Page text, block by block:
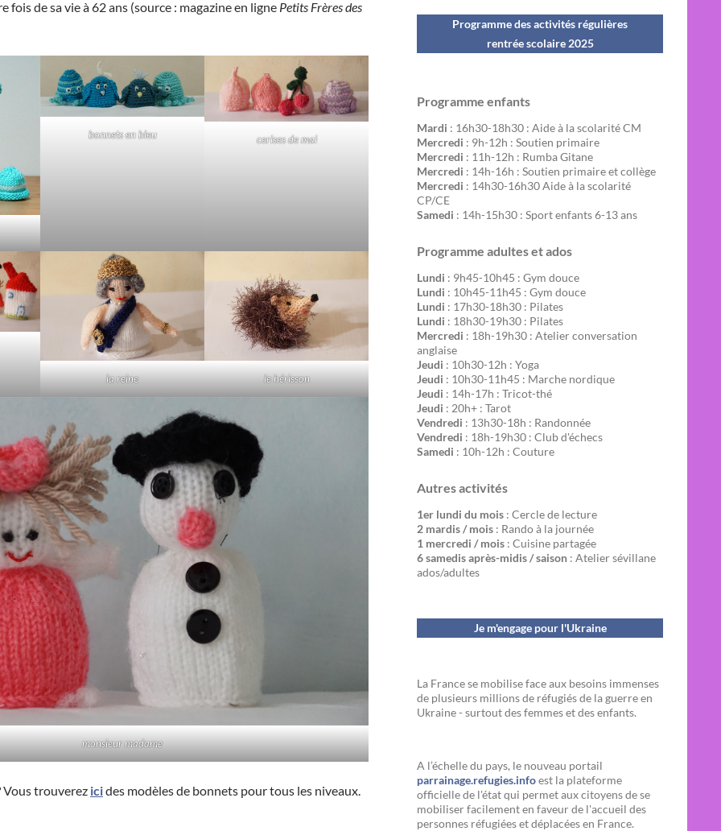
fois de sa vie à 62 ans (source : magazine en ligne Petits Frères des
bonnets en bleu cerises de mai
la reine le hérisson
monsieur madame
Vous trouverez icides modèles de bonnets pour tous les niveaux.
Programme des activités régulières
rentrée scolaire 2025
Programme enfants
Mardi : 16h30-18h30 : Aide à la scolarité CM
Mercredi : 9h-12h : Soutien primaire
Mercredi : 11h-12h : Rumba Gitane
Mercredi : 14h-16h : Soutien primaire et collège
Mercredi : 14h30-16h30 Aide à la scolarité
CP/CE
Samedi : 14h-15h30 : Sport enfants 6-13 ans
Programme adultes et ados
Lundi : 9h45-10h45 : Gym douce
Lundi : 10h45-11h45 : Gym douce
Lundi : 17h30-18h30 : Pilates
Lundi : 18h30-19h30 : Pilates
Mercredi : 18h-19h30 : Atelier conversation
anglaise
Jeudi : 10h30-12h : Yoga
Jeudi : 10h30-11h45 : Marche nordique
Jeudi : 14h-17h : Tricot-thé
Jeudi : 20h+ : Tarot
Vendredi : 13h30-18h : Randonnée
Vendredi : 18h-19h30 : Club d'échecs
Samedi : 10h-12h : Couture
Autres activités
1er lundi du mois : Cercle de lecture
2 mardis / mois : Rando à la journée
1 mercredi / mois : Cuisine partagée
6 samedis après-midis / saison : Atelier sévillane
ados/adultes
Je m'engage pour l'Ukraine
La France se mobilise face aux besoins immenses
de plusieurs millions de réfugiés de la guerre en
Ukraine - surtout des femmes et des enfants.
A l’échelle du pays, le nouveau portail
parrainage.refugies.infoest la plateforme
officielle de l'état qui permet aux citoyens de se
mobiliser facilement en faveur de l'accueil des
personnes réfugiées et déplacées en France.